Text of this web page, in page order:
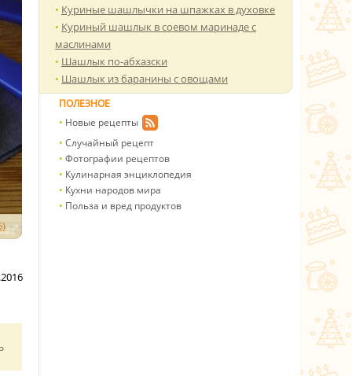
Куриные шашлычки на шпажках в духовке
Куриный шашлык в соевом маринаде с
маслинами
Шашлык по-абхазски
Шашлык из баранины с овощами
ПОЛЕЗНОЕ
Новые рецепты
Случайный рецепт
Фотографии рецептов
Кулинарная энциклопедия
Кухни народов мира
Польза и вред продуктов